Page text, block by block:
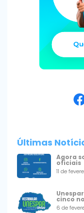
Últimas
Agora
oficiais
11 de
cinco
6 de